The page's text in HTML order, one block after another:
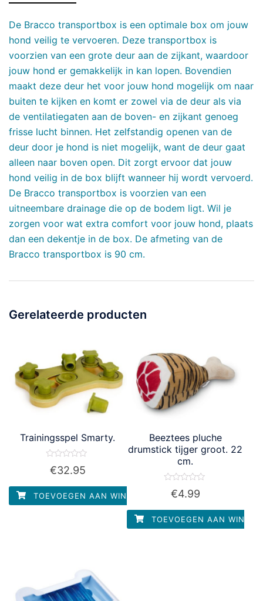
De Bracco transportbox is een optimale box om jouw
hond veilig te vervoeren. Deze transportbox is
voorzien van een grote deur aan de zijkant, waardoor
jouw hond er gemakkelijk in kan lopen. Bovendien
maakt deze deur het voor jouw hond mogelijk om naar
buiten te kijken en komt er zowel via de deur als via
de ventilatiegaten aan de boven- en zijkant genoeg
frisse lucht binnen. Het zelfstandig openen van de
deur door je hond is niet mogelijk, want de deur gaat
alleen naar boven open. Dit zorgt ervoor dat jouw
hond veilig in de box blijft wanneer hij wordt vervoerd.
De Bracco transportbox is voorzien van een
uitneembare drainage die op de bodem ligt. Wil je
zorgen voor wat extra comfort voor jouw hond, plaats
dan een dekentje in de box. De afmeting van de
Bracco transportbox is 90 cm.
Gerelateerde producten
Trainingsspel Smarty.
Waardering
0
5
€32.95
TOEVOEGEN AAN WINKELWAGEN
Beeztees pluche
drumstick tijger groot. 22
cm.
Waardering
5
€4.99
TOEVOEGEN AAN